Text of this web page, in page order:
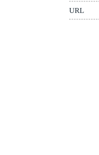
URL